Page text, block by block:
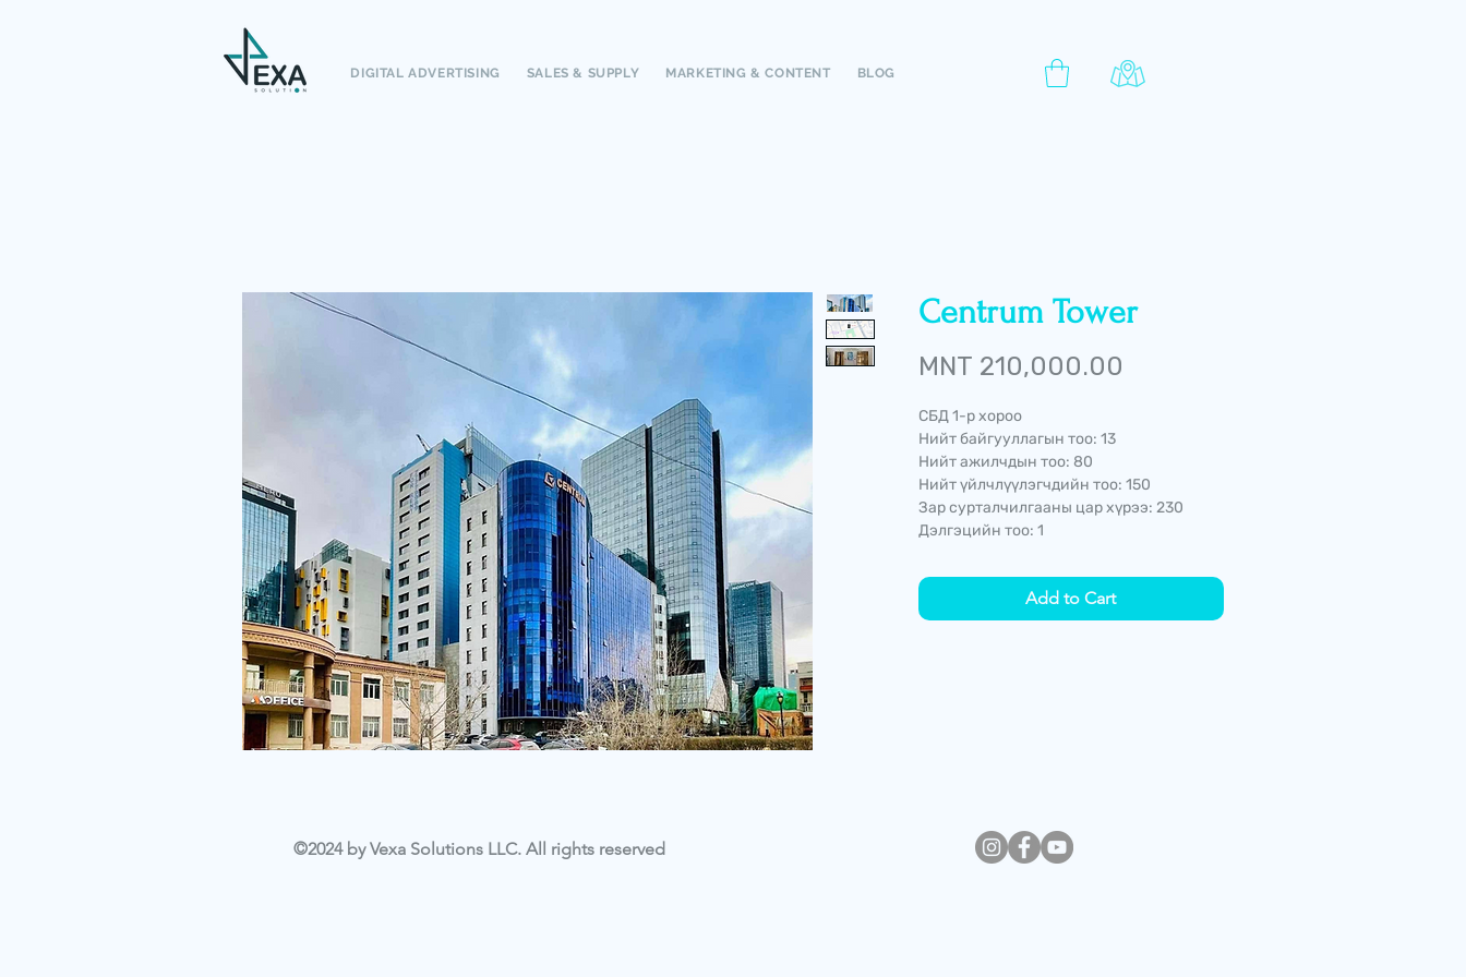
DIGITAL ADVERTISING SALES & SUPPLY MARKETING & CONTENT BLOG
Centrum Tower
MNT 210,000.00
СБД 1-р хороо
Нийт байгууллагын тоо: 13
Нийт ажилчдын тоо: 80
Нийт үйлчлүүлэгчдийн тоо: 150
Зар сурталчилгааны цар хүрээ: 230
Дэлгэцийн тоо: 1
Add to Cart
©2024 by Vexa Solutions LLC. All rights reserved